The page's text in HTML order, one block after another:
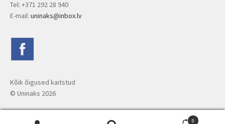
Tel: +371 292 28 940
E-mail: uninaks@inbox.lv
Kõik õigused kaitstud
© Uninaks 2026
0